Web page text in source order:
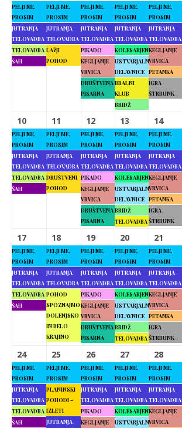
PELJI ME,
PROSIM
JUTRANJA
TELOVADBA
TELOVADBA
ŠAH
PELJI ME,
PROSIM
JUTRANJA
TELOVADBA
LAŽJI
POHOD
PELJI ME,
PROSIM
JUTRANJA
TELOVADBA
PIKADO
KEGLJANJE
VRVICA
DRUŠTVENA
PISARNA
PELJI ME,
PROSIM
JUTRANJA
TELOVADBA
KOLESARJENJE
USTVARJALNE
DELAVNICE
BRALNI
KLUB
BRIDŽ
PELJI ME,
PROSIM
JUTRANJA
TELOVADBA
KEGLJANJE
VRVICA
PETANKA
IGRA
ŠTRBUNK
10
PELJI ME,
PROSIM
JUTRANJA
TELOVADBA
TELOVADBA
ŠAH
11
PELJI ME,
PROSIM
JUTRANJA
TELOVADBA
DRUŠTVENI
POHOD
12
PELJI ME,
PROSIM
JUTRANJA
TELOVADBA
PIKADO
KEGLJANJE
VRVICA
DRUŠTVENA
PISARNA
13
PELJI ME,
PROSIM
JUTRANJA
TELOVADBA
KOLESARJENJE
USTVARJALNE
DELAVNICE
BRIDŽ
TELOVADBA
14
PELJI ME,
PROSIM
JUTRANJA
TELOVADBA
KEGLJANJE
VRVICA
PETANKA
IGRA
ŠTRBUNK
17
PELJI ME,
PROSIM
JUTRANJA
TELOVADBA
TELOVADBA
ŠAH
18
PELJI ME,
PROSIM
JUTRANJA
TELOVADBA
POHOD
SPOZNAJMO
DOLENJSKO
IN BELO
KRAJINO
19
PELJI ME,
PROSIM
JUTRANJA
TELOVADBA
PIKADO
KEGLJANJE
VRVICA
DRUŠTVENA
PISARNA
20
PELJI ME,
PROSIM
JUTRANJA
TELOVADBA
KOLESARJENJE
USTVARJALNE
DELAVNICE
BRIDŽ
TELOVADBA
21
PELJI ME,
PROSIM
JUTRANJA
TELOVADBA
KEGLJANJE
VRVICA
PETANKA
IGRA
ŠTRBUNK
24
PELJI ME,
PROSIM
JUTRANJA
TELOVADBA
TELOVADBA
ŠAH
25
PELJI ME,
PROSIM
PLANINSKI
POHODI –
IZLETI
JUTRANJA
26
PELJI ME,
PROSIM
JUTRANJA
TELOVADBA
PIKADO
KEGLJANJE
27
PELJI ME,
PROSIM
JUTRANJA
TELOVADBA
KOLESARJENJE
USTVARJALNE
28
PELJI ME,
PROSIM
JUTRANJA
TELOVADBA
KEGLJANJE
VRVICA